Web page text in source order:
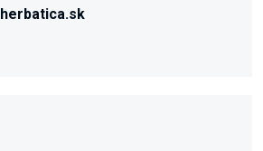
herbatica.sk